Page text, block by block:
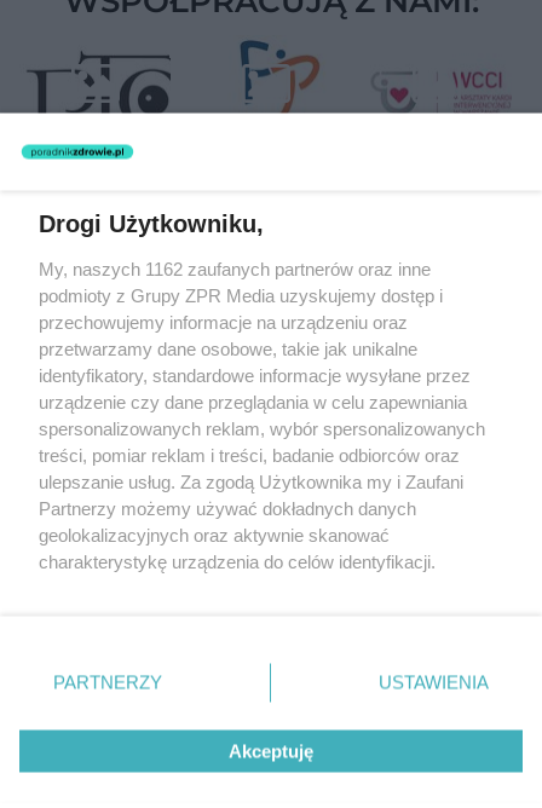
rozpowszechniany lub dalej rozpowszechniany w jakikolwiek sposób
(w tym także elektroniczny lub mechaniczny) na jakimkolwiek polu
eksploatacji w jakiejkolwiek formie, włącznie z umieszczaniem w
Internecie bez pisemnej zgody właściciela praw. Jakiekolwiek użycie
lub wykorzystanie utworów w całości lub w części z naruszeniem
prawa, tzn. bez właściwej zgody, jest zabronione pod groźbą kary i
może być ścigane prawnie.
O nas
Nasze serwisy
Drogi Użytkowniku,
My, naszych 1162 zaufanych partnerów oraz inne
podmioty z Grupy ZPR Media uzyskujemy dostęp i
przechowujemy informacje na urządzeniu oraz
przetwarzamy dane osobowe, takie jak unikalne
identyfikatory, standardowe informacje wysyłane przez
urządzenie czy dane przeglądania w celu zapewniania
spersonalizowanych reklam, wybór spersonalizowanych
treści, pomiar reklam i treści, badanie odbiorców oraz
ulepszanie usług. Za zgodą Użytkownika my i Zaufani
Partnerzy możemy używać dokładnych danych
geolokalizacyjnych oraz aktywnie skanować
charakterystykę urządzenia do celów identyfikacji.
zmienić/wycofać klikając przycisk ustawień prywatności
znajdujący się w lewym dolnym rogu strony
rodzaje przetwarzania danych nie wymagają zgody
użytkownika, ale masz prawo sprzeciwić się takiemu
przetwarzaniu. Preferencje będą miały zastosowanie tylko
PARTNERZY USTAWIENIA
Akceptuję